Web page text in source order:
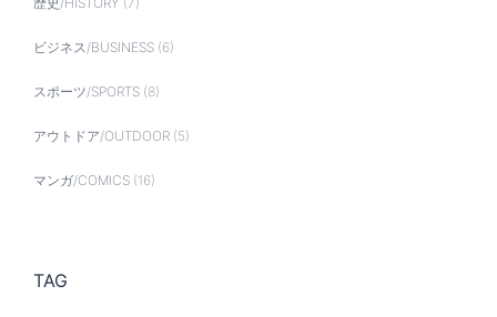
ビジネス/BUSINESS (6)
スポーツ/SPORTS (8)
アウトドア/OUTDOOR (5)
マンガ/COMICS (16)
TAG